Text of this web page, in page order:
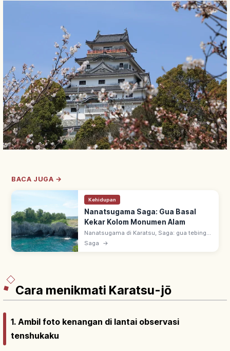
BACA JUGA →
Kehidupan
Nanatsugama Saga: Gua Basal
Kekar Kolom Monumen Alam
Nanatsugama di Karatsu, Saga: gua tebing
basal yang dihantam ombak Genkai-nada,
Monumen Alam Nasional. 7 'tungku' kekar
Saga →
Cara menikmati Karatsu-jō
1. Ambil foto kenangan di lantai observasi
tenshukaku